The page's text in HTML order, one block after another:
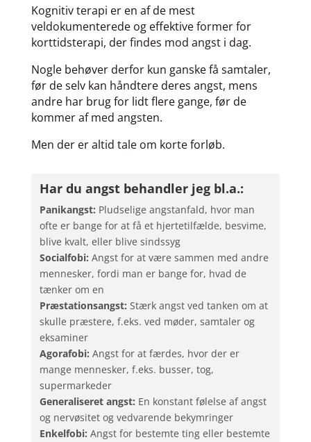
Kognitiv terapi er en af de mest
veldokumenterede og effektive former for
korttidsterapi, der findes mod angst i dag.
Nogle behøver derfor kun ganske få samtaler,
før de selv kan håndtere deres angst, mens
andre har brug for lidt flere gange, før de
kommer af med angsten.
Men der er altid tale om korte forløb.
Har du angst behandler jeg bl.a.:
Panikangst: Pludselige angstanfald, hvor man
ofte er bange for at få et hjertetilfælde, besvime,
blive kvalt, eller blive sindssyg
Socialfobi: Angst for at være sammen med andre
mennesker, fordi man er bange for, hvad de
tænker om en
Præstationsangst: Stærk angst ved tanken om at
skulle præstere, f.eks. ved møder, samtaler og
eksaminer
Agorafobi: Angst for at færdes, hvor der er
mange mennesker, f.eks. busser, tog,
supermarkeder
Generaliseret angst: En konstant følelse af angst
og nervøsitet og vedvarende bekymringer
Enkelfobi: Angst for bestemte ting eller bestemte